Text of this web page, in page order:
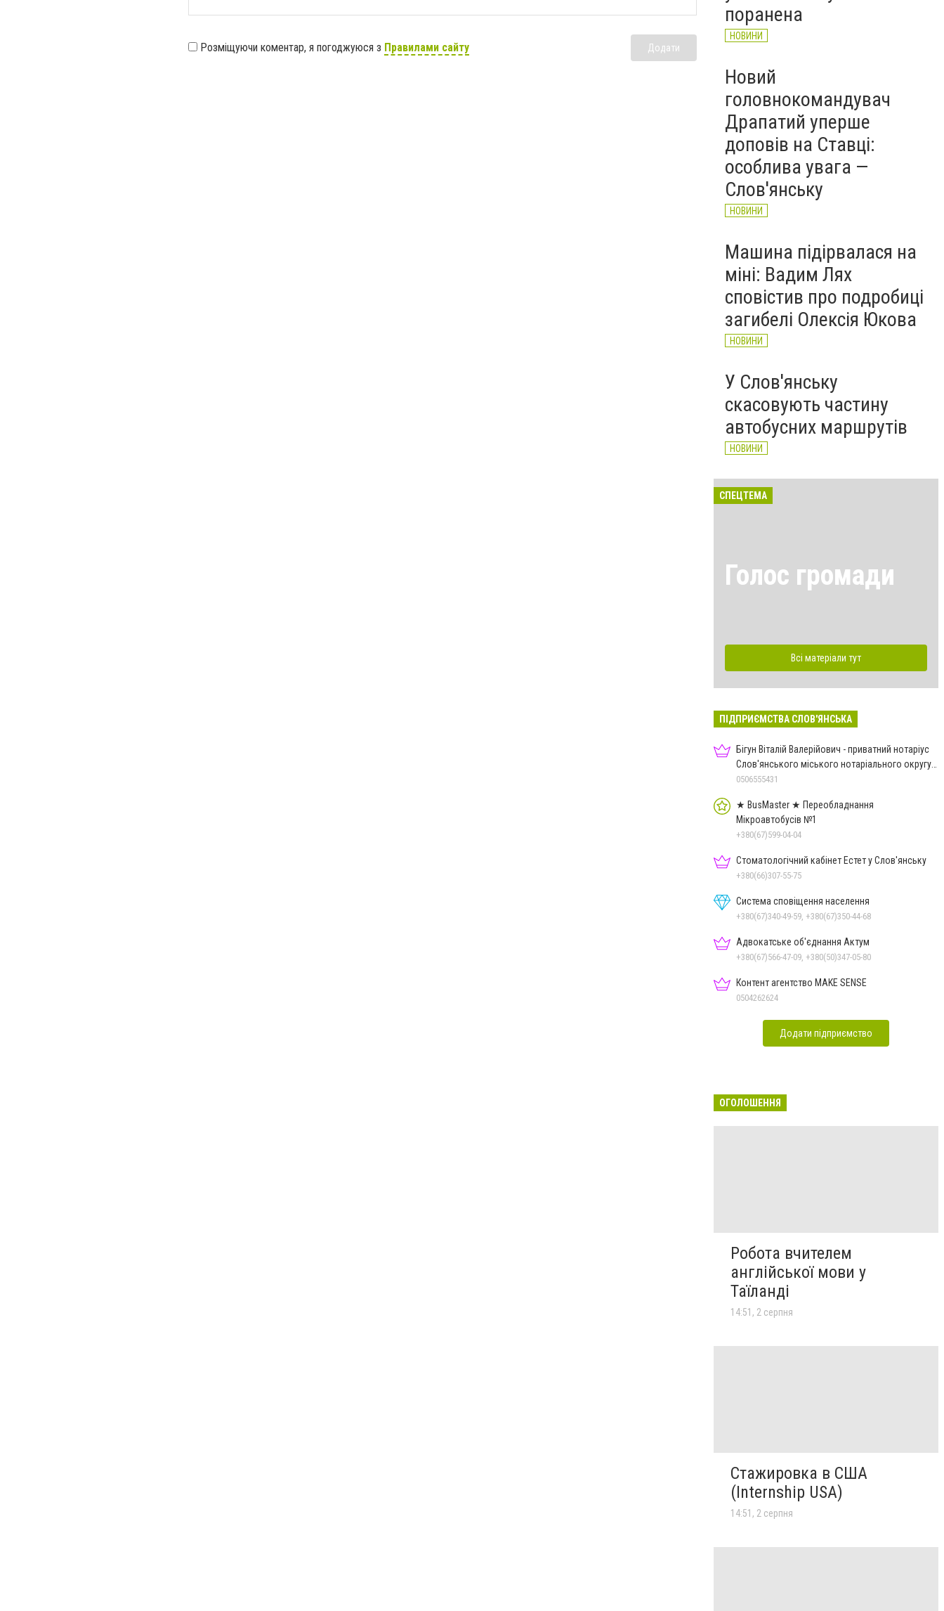
Розміщуючи коментар, я погоджуюся з Правилами сайту Додати
поранена
НОВИНИ
Новий
головнокомандувач
Драпатий уперше
доповів на Ставці:
особлива увага —
Слов'янську
НОВИНИ
Машина підірвалася на
міні: Вадим Лях
сповістив про подробиці
загибелі Олексія Юкова
НОВИНИ
У Слов'янську
скасовують частину
автобусних маршрутів
НОВИНИ
СПЕЦТЕМА
Голос громади
Всі матеріали тут
ПІДПРИЄМСТВА СЛОВ'ЯНСЬКА
Бігун Віталій Валерійович - приватний нотаріус
Слов'янського міського нотаріального округу
Дон.обл.
0506555431
★ BusMaster ★ Переобладнання
Мікроавтобусів №1
+380(67)599-04-04
Стоматологічний кабінет Естет у Слов'янську
+380(66)307-55-75
Система сповіщення населення
+380(67)340-49-59, +380(67)350-44-68
Адвокатське об'єднання Актум
+380(67)566-47-09, +380(50)347-05-80
Контент агентство MAKE SENSE
0504262624
Додати підприємство
ОГОЛОШЕННЯ
Робота вчителем
англійської мови у
Таїланді
14:51, 2 серпня
Стажировка в США
(Internship USA)
14:51, 2 серпня